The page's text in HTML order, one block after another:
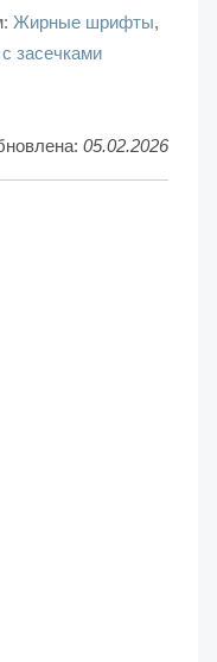
Жирные шрифты,
засечками
05.02.2026